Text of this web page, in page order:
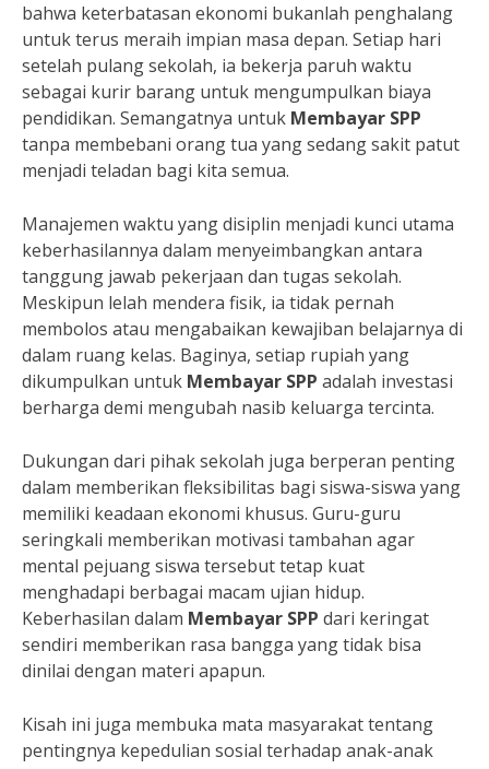
bahwa keterbatasan ekonomi bukanlah penghalang
untuk terus meraih impian masa depan. Setiap hari
setelah pulang sekolah, ia bekerja paruh waktu
sebagai kurir barang untuk mengumpulkan biaya
pendidikan. Semangatnya untuk Membayar SPP
tanpa membebani orang tua yang sedang sakit patut
menjadi teladan bagi kita semua.
Manajemen waktu yang disiplin menjadi kunci utama
keberhasilannya dalam menyeimbangkan antara
tanggung jawab pekerjaan dan tugas sekolah.
Meskipun lelah mendera fisik, ia tidak pernah
membolos atau mengabaikan kewajiban belajarnya di
dalam ruang kelas. Baginya, setiap rupiah yang
dikumpulkan untuk Membayar SPP adalah investasi
berharga demi mengubah nasib keluarga tercinta.
Dukungan dari pihak sekolah juga berperan penting
dalam memberikan fleksibilitas bagi siswa-siswa yang
memiliki keadaan ekonomi khusus. Guru-guru
seringkali memberikan motivasi tambahan agar
mental pejuang siswa tersebut tetap kuat
menghadapi berbagai macam ujian hidup.
Keberhasilan dalam Membayar SPP dari keringat
sendiri memberikan rasa bangga yang tidak bisa
dinilai dengan materi apapun.
Kisah ini juga membuka mata masyarakat tentang
pentingnya kepedulian sosial terhadap anak-anak